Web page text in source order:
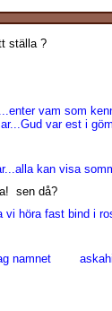
ställa ?
vam som
var est i
kan visa
sen då?
vi höra fast bind i
namnet